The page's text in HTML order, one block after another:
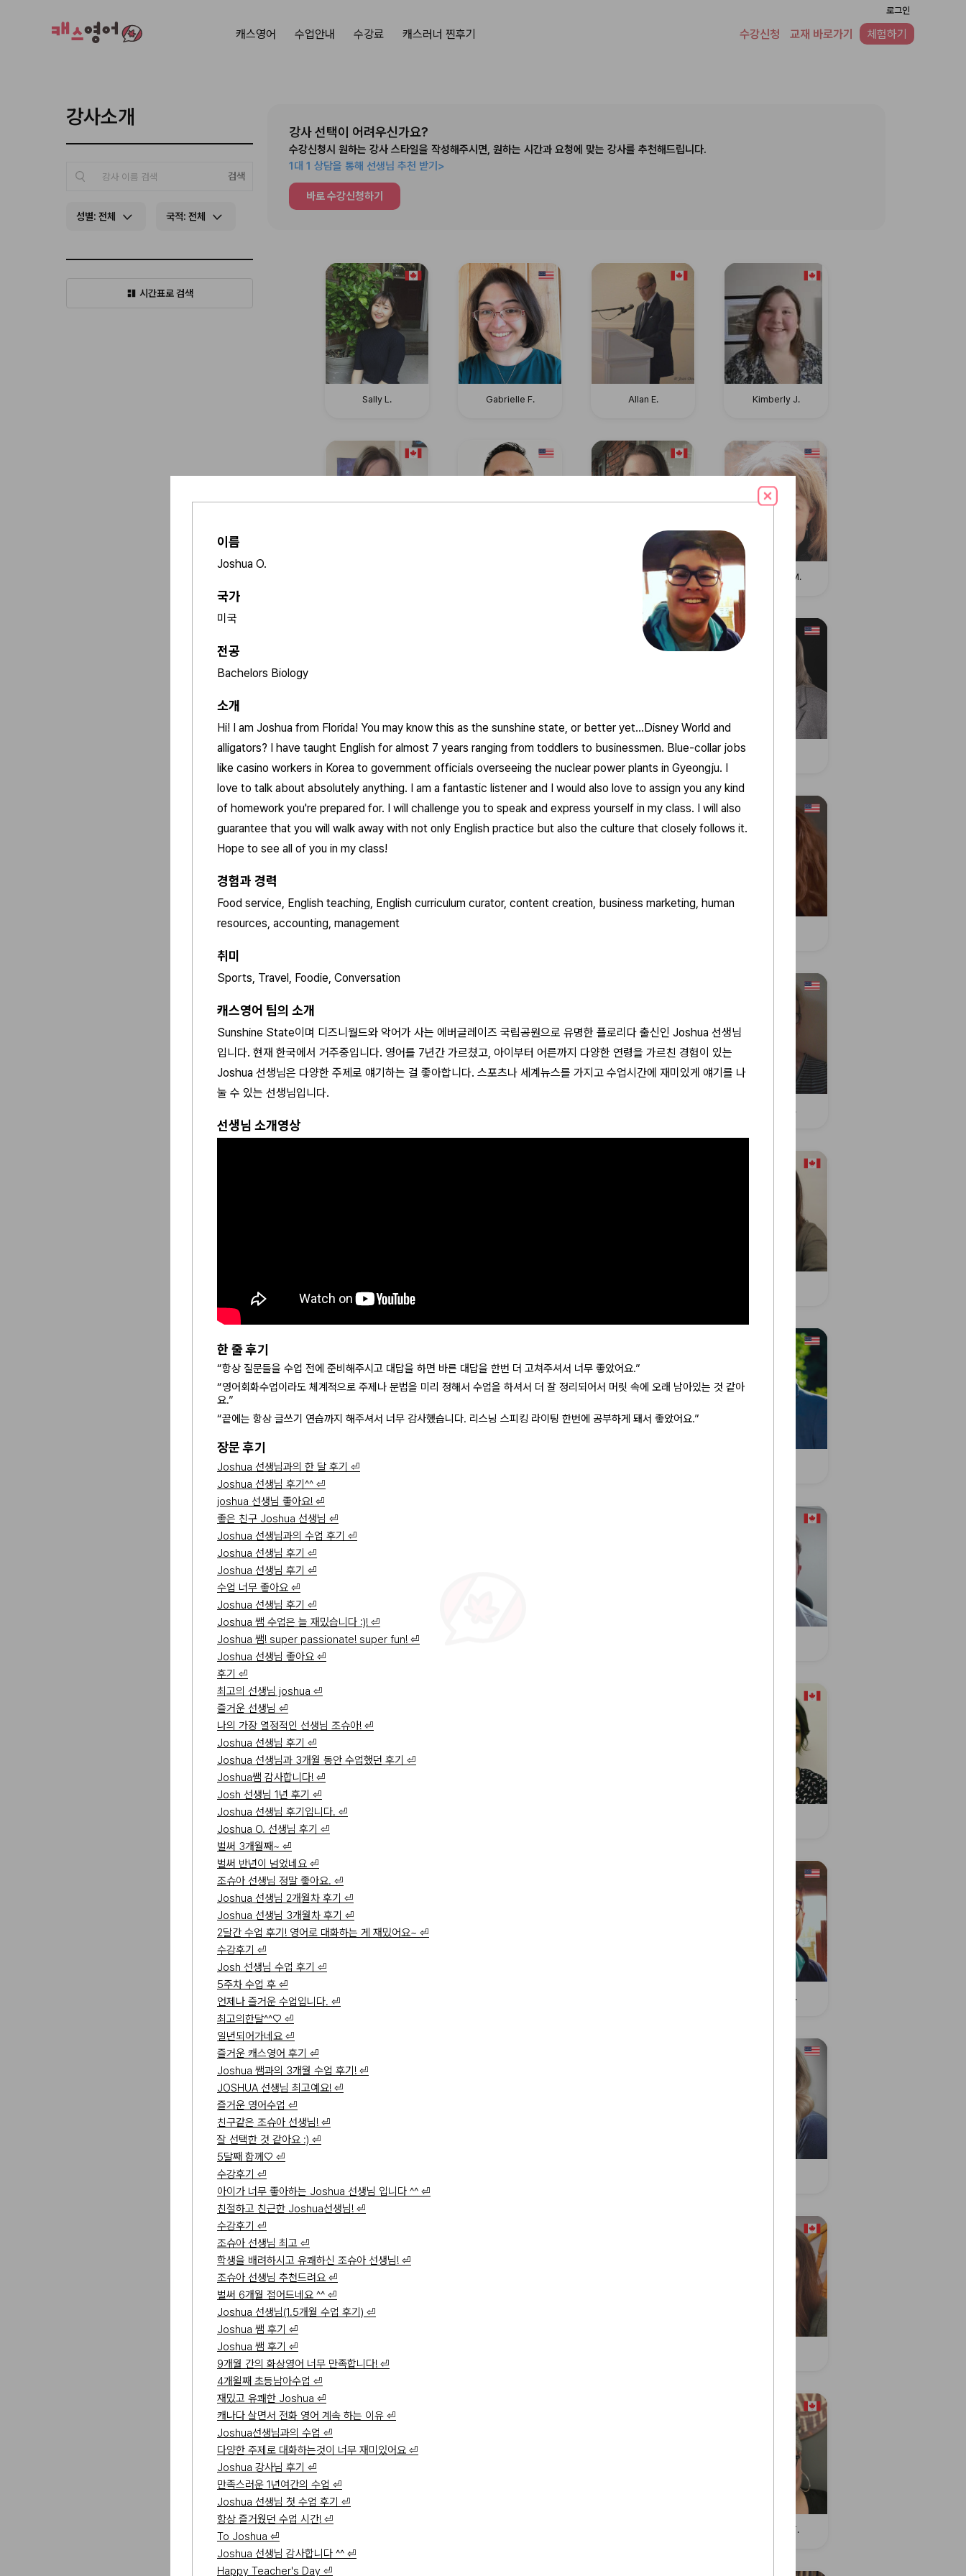
로그인
캐스영어 수업안내 수강료 캐스러너 찐후기 수강신청 교재 바로가기 체험하기
강사소개
검색
성별: 전체 국적: 전체
시간표로 검색
이름
Joshua O.
국가
미국
전공
Bachelors Biology
소개
Hi! I am Joshua from Florida! You may know this as the sunshine state, or better yet...Disney World and
alligators? I have taught English for almost 7 years ranging from toddlers to businessmen. Blue-collar jobs
like casino workers in Korea to government officials overseeing the nuclear power plants in Gyeongju. I
love to talk about absolutely anything. I am a fantastic listener and I would also love to assign you any kind
of homework you're prepared for. I will challenge you to speak and express yourself in my class. I will also
guarantee that you will walk away with not only English practice but also the culture that closely follows it.
Hope to see all of you in my class!
경험과 경력
Food service, English teaching, English curriculum curator, content creation, business marketing, human
resources, accounting, management
취미
Sports, Travel, Foodie, Conversation
캐스영어 팀의 소개
Sunshine State이며 디즈니월드와 악어가 사는 에버글레이즈 국립공원으로 유명한 플로리다 출신인 Joshua 선생님
입니다. 현재 한국에서 거주중입니다. 영어를 7년간 가르쳤고, 아이부터 어른까지 다양한 연령을 가르친 경험이 있는
Joshua 선생님은 다양한 주제로 얘기하는 걸 좋아합니다. 스포츠나 세계뉴스를 가지고 수업시간에 재미있게 얘기를 나
눌 수 있는 선생님입니다.
선생님 소개영상
한 줄 후기
“항상 질문들을 수업 전에 준비해주시고 대답을 하면 바른 대답을 한번 더 고쳐주셔서 너무 좋았어요.”
“영어회화수업이라도 체계적으로 주제나 문법을 미리 정해서 수업을 하셔서 더 잘 정리되어서 머릿 속에 오래 남아있는 것 같아
요.”
“끝에는 항상 글쓰기 연습까지 해주셔서 너무 감사했습니다. 리스닝 스피킹 라이팅 한번에 공부하게 돼서 좋았어요.”
장문 후기
Joshua 선생님과의 한 달 후기 ⏎
Joshua 선생님 후기^^ ⏎
joshua 선생님 좋아요! ⏎
좋은 친구 Joshua 선생님 ⏎
Joshua 선생님과의 수업 후기 ⏎
Joshua 선생님 후기 ⏎
Joshua 선생님 후기 ⏎
수업 너무 좋아요 ⏎
Joshua 선생님 후기 ⏎
Joshua 쌤 수업은 늘 재밌습니다 :)! ⏎
Joshua 쌤! super passionate! super fun! ⏎
Joshua 선생님 좋아요 ⏎
후기 ⏎
최고의 선생님 joshua ⏎
즐거운 선생님 ⏎
나의 가장 열정적인 선생님 조슈아! ⏎
Joshua 선생님 후기 ⏎
Joshua 선생님과 3개월 동안 수업했던 후기 ⏎
Joshua쌤 감사합니다! ⏎
Josh 선생님 1년 후기 ⏎
Joshua 선생님 후기입니다. ⏎
Joshua O. 선생님 후기 ⏎
벌써 3개월째~ ⏎
벌써 반년이 넘었네요 ⏎
조슈아 선생님 정말 좋아요. ⏎
Joshua 선생님 2개월차 후기 ⏎
Joshua 선생님 3개월차 후기 ⏎
2달간 수업 후기! 영어로 대화하는 게 재밌어요~ ⏎
수강후기 ⏎
Josh 선생님 수업 후기 ⏎
5주차 수업 후 ⏎
언제나 즐거운 수업입니다. ⏎
최고의한달^^♡ ⏎
일년되어가네요 ⏎
즐거운 캐스영어 후기 ⏎
Joshua 쌤과의 3개월 수업 후기! ⏎
JOSHUA 선생님 최고예요! ⏎
즐거운 영어수업 ⏎
친구같은 조슈아 선생님! ⏎
잘 선택한 것 같아요 :) ⏎
5달째 함께♡ ⏎
수강후기 ⏎
아이가 너무 좋아하는 Joshua 선생님 입니다 ^^ ⏎
친절하고 친근한 Joshua선생님! ⏎
수강후기 ⏎
조슈아 선생님 최고 ⏎
학생을 배려하시고 유쾌하신 조슈아 선생님! ⏎
조슈아 선생님 추천드려요 ⏎
벌써 6개월 접어드네요 ^^ ⏎
Joshua 선생님(1.5개월 수업 후기) ⏎
Joshua 쌤 후기 ⏎
Joshua 쌤 후기 ⏎
9개월 간의 화상영어 너무 만족합니다! ⏎
4개윌째 초등남아수업 ⏎
재밌고 유쾌한 Joshua ⏎
캐나다 살면서 전화 영어 계속 하는 이유 ⏎
Joshua선생님과의 수업 ⏎
다양한 주제로 대화하는것이 너무 재미있어요 ⏎
Joshua 강사님 후기 ⏎
만족스러운 1년여간의 수업 ⏎
Joshua 선생님 첫 수업 후기 ⏎
항상 즐거웠던 수업 시간! ⏎
To Joshua ⏎
Joshua 선생님 감사합니다 ^^ ⏎
Happy Teacher's Day ⏎
강사 선택이 어려우신가요?
수강신청시 원하는 강사 스타일을 작성해주시면, 원하는 시간과 요청에 맞는 강사를 추천해드립니다.
1대 1 상담을 통해 선생님 추천 받기>
바로 수강신청하기
Sally L. Gabrielle F. Allan E. Kimberly J.
Rachel K. Rebecca M.
Rhonda A. Joshua S. Amanda F.
Emma P.
Cynthia J.
Phillip H.
Lynne N.
Joshua O.
Michelle T.